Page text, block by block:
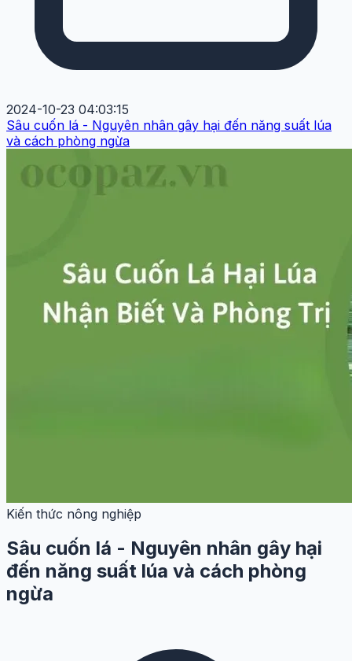
2024-10-23 04:03:15
Sâu cuốn lá - Nguyên nhân gây hại đến năng suất lúa
và cách phòng ngừa
Kiến thức nông nghiệp
Sâu cuốn lá - Nguyên nhân gây hại
đến năng suất lúa và cách phòng
ngừa